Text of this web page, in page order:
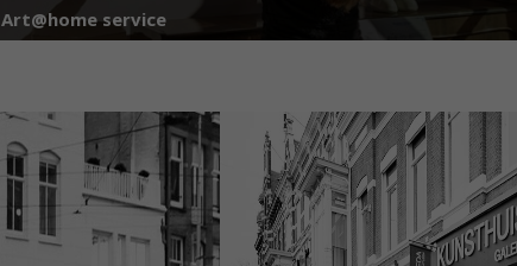
Art@home service